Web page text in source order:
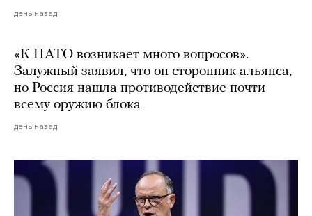
день назад
«К НАТО возникает много вопросов».
Залужный заявил, что он сторонник альянса,
но Россия нашла противодействие почти
всему оружию блока
день назад